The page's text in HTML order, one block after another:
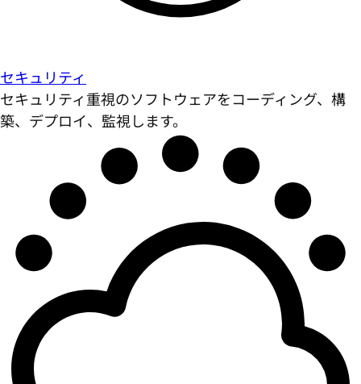
セキュリティ
セキュリティ重視のソフトウェアをコーディング、構
築、デプロイ、監視します。